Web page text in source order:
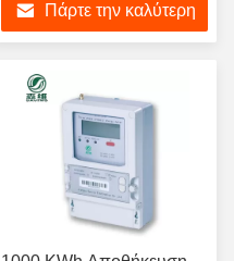
Πάρτε την καλύτερη